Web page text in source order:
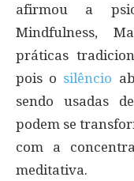
afirmou a
Mindfulness,
práticas
pois o silêncio
sendo usadas
podem se
com a
meditativa.